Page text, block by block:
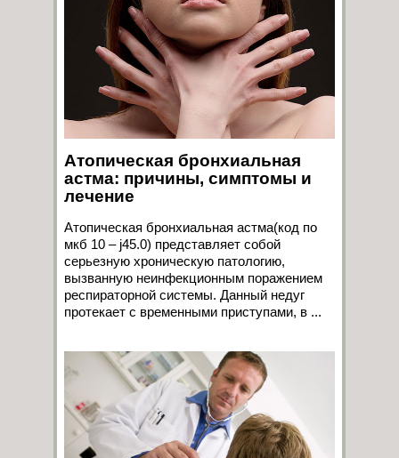
Атопическая бронхиальная
астма: причины, симптомы и
лечение
Атопическая бронхиальная астма(код по
мкб 10 – j45.0) представляет собой
серьезную хроническую патологию,
вызванную неинфекционным поражением
респираторной системы. Данный недуг
протекает с временными приступами, в ...